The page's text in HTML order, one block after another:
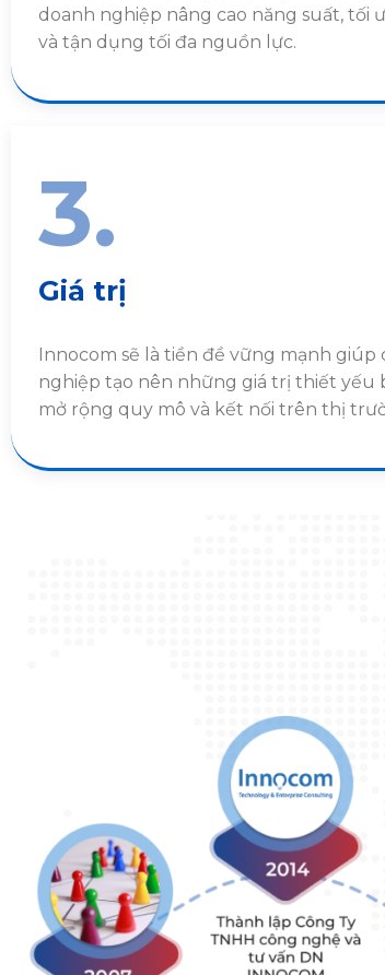
doanh nghiệp nâng cao năng suất, tối
và tận dụng tối đa nguồn lực.
3.
Giá trị
Innocom sẽ là tiền đề vững mạnh giúp
nghiệp tạo nên những giá trị thiết yếu
mở rộng quy mô và kết nối trên thị